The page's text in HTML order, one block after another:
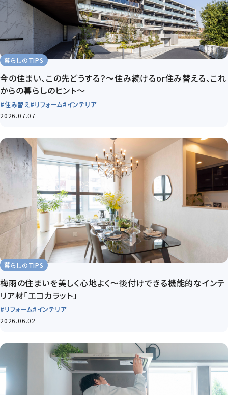
暮らしのTIPS
今の住まい、この先どうする？～住み続けるor住み替える、これ
からの暮らしのヒント～
#住み替え #リフォーム#インテリア
2026.07.07
暮らしのTIPS
梅雨の住まいを美しく心地よく～後付けできる機能的なインテ
リア材「エコカラット」
#リフォーム#インテリア
2026.06.02